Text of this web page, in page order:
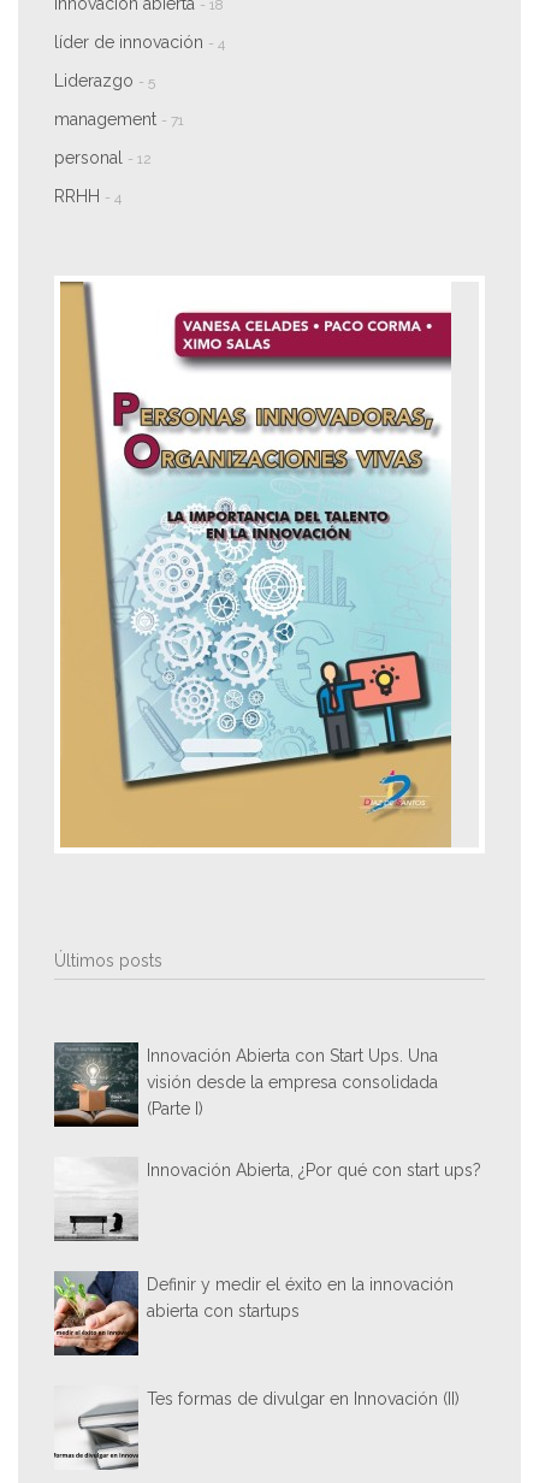
- 18
líder de innovación - 4
Liderazgo - 5
management - 71
personal - 12
RRHH - 4
Últimos posts
Innovación Abierta con Start Ups. Una
visión desde la empresa consolidada
(Parte I)
Innovación Abierta, ¿Por qué con start ups?
Definir y medir el éxito en la innovación
abierta con startups
Tes formas de divulgar en Innovación (II)